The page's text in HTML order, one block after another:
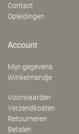
Contact
Opleidingen
Account
Mijn gegevens
Winkelmandje
Voorwaarden
Verzendkosten
Retourneren
Betalen